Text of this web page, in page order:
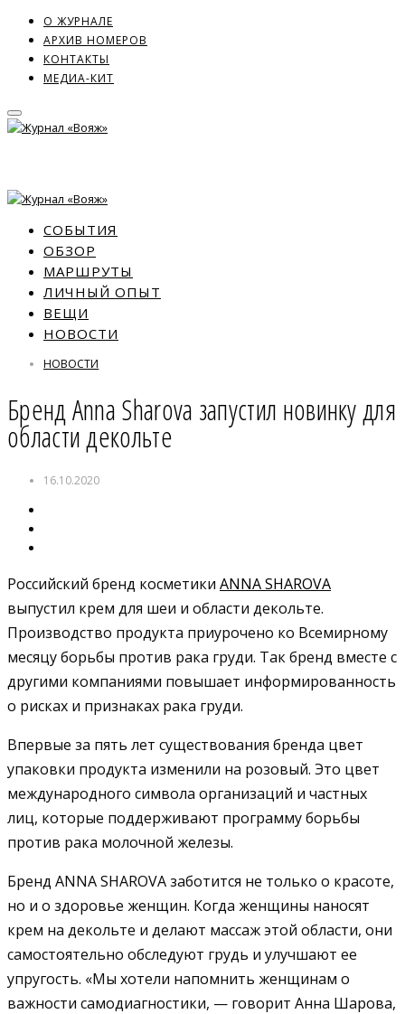
О ЖУРНАЛЕ
АРХИВ НОМЕРОВ
КОНТАКТЫ
МЕДИА-КИТ
СОБЫТИЯ
ОБЗОР
МАРШРУТЫ
ЛИЧНЫЙ ОПЫТ
ВЕЩИ
НОВОСТИ
НОВОСТИ
Бренд Anna Sharova запустил новинку для
области декольте
16.10.2020
Российский бренд косметики ANNA SHAROVA
выпустил крем для шеи и области декольте.
Производство продукта приурочено ко Всемирному
месяцу борьбы против рака груди. Так бренд вместе с
другими компаниями повышает информированность
о рисках и признаках рака груди.
Впервые за пять лет существования бренда цвет
упаковки продукта изменили на розовый. Это цвет
международного символа организаций и частных
лиц, которые поддерживают программу борьбы
против рака молочной железы.
Бренд ANNA SHAROVA заботится не только о красоте,
но и о здоровье женщин. Когда женщины наносят
крем на декольте и делают массаж этой области, они
самостоятельно обследуют грудь и улучшают ее
упругость. «Мы хотели напомнить женщинам о
важности самодиагностики, — говорит Анна Шарова,